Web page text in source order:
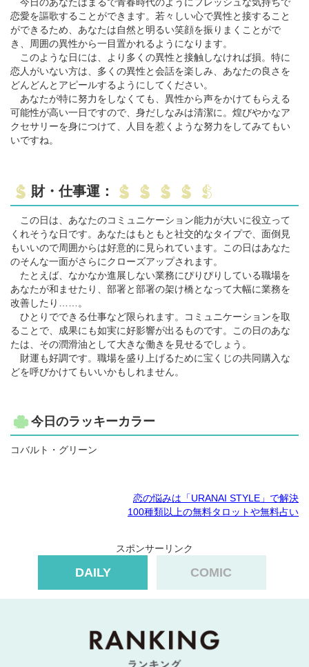
恋愛を謳歌することができます。若々しい心で異性と接すること
ができるため、あなたは自然と明るい笑顔を振りまくことがで
き、周囲の異性から一目置かれるようになります。
このような日には、より多くの異性と接触しなければ損。特に
恋人がいない方は、多くの異性と会話を楽しみ、あなたの良さを
どんどんとアピールするようにしてください。
あなたが特に努力をしなくても、異性から声をかけてもらえる
可能性が高い一日ですので、身だしなみは清潔に。煌びやかなア
クセサリーを身につけて、人目を惹くような努力をしてみてもい
いですね。
財・仕事運：
この日は、あなたのコミュニケーション能力が大いに役立って
くれそうな日です。あなたはもともと社交的なタイプで、面倒見
もいいので周囲からは好意的に見られています。この日はあなた
のそんな一面がさらにクローズアップされます。
たとえば、なかなか進展しない業務にぴりぴりしている職場を
あなたが和ませたり、部署と部署の架け橋となって大幅に業務を
改善したり……。
ひとりでできる仕事など限られます。コミュニケーションを取
ることで、成果にも如実に好影響が出るものです。この日のあな
たは、その潤滑油として大きな働きを見せるでしょう。
財運も好調です。職場を盛り上げるために宝くじの共同購入な
どを呼びかけてもいいかもしれません。
今日のラッキーカラー
コバルト・グリーン
恋の悩みは「URANAI STYLE」で解決
100種類以上の無料タロットや無料占い
スポンサーリンク
DAILY COMIC